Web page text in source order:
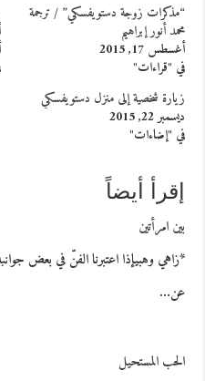
“مذكرات زوجة دستويفسكي” / ترجمة
محمد أنور إبراهيم
أغسطس 17, 2015
في "قراءات"
زيارة شخصية إلى منزل دستويفسكي
ديسمبر 22, 2015
في "إضاءات"
إقرأ أيضاً
بين امرأتين
*زاهي وهبيإذا اعتبرنا الفنّ في بعض
عن…
الحب المستحيل